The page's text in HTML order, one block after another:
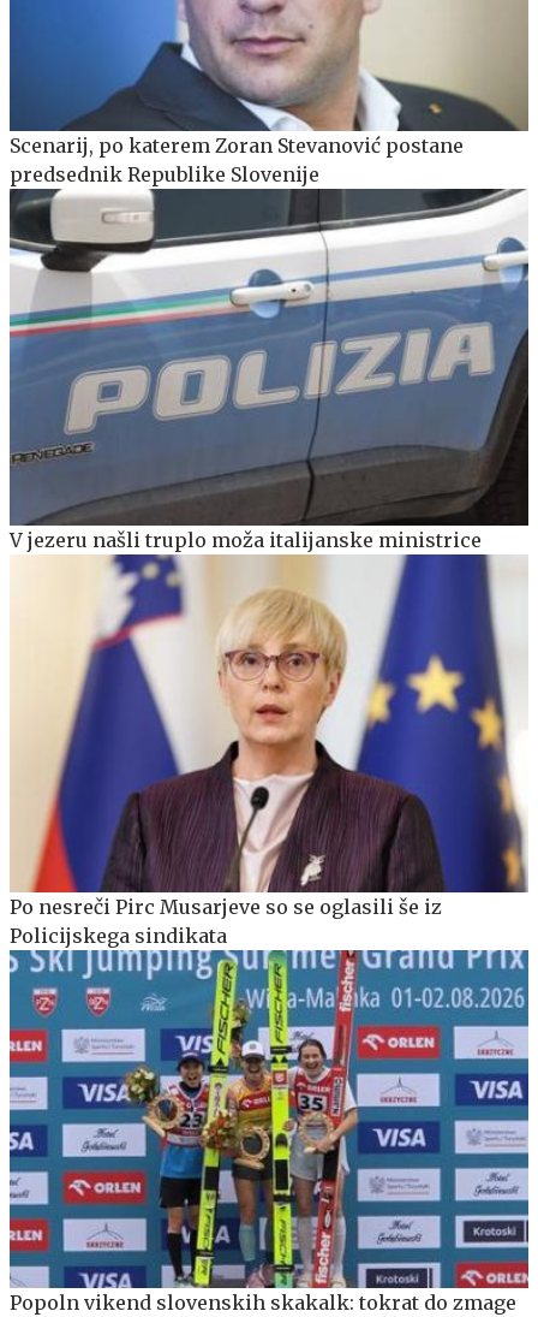
Scenarij, po katerem Zoran Stevanović postane
predsednik Republike Slovenije
V jezeru našli truplo moža italijanske ministrice
Po nesreči Pirc Musarjeve so se oglasili še iz
Policijskega sindikata
Popoln vikend slovenskih skakalk: tokrat do zmage